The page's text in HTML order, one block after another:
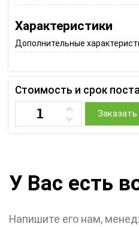
Характеристики
Дополнительные
Стоимость и срок
Заказать
У Вас есть
Напишите его нам,